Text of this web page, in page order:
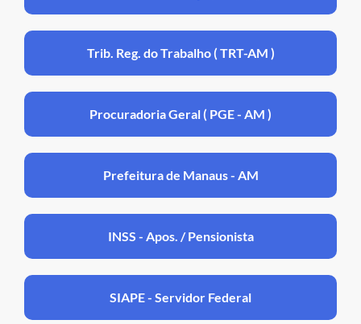
Trib. Reg. do Trabalho ( TRT-AM )
Procuradoria Geral ( PGE - AM )
Prefeitura de Manaus - AM
INSS - Apos. / Pensionista
SIAPE - Servidor Federal